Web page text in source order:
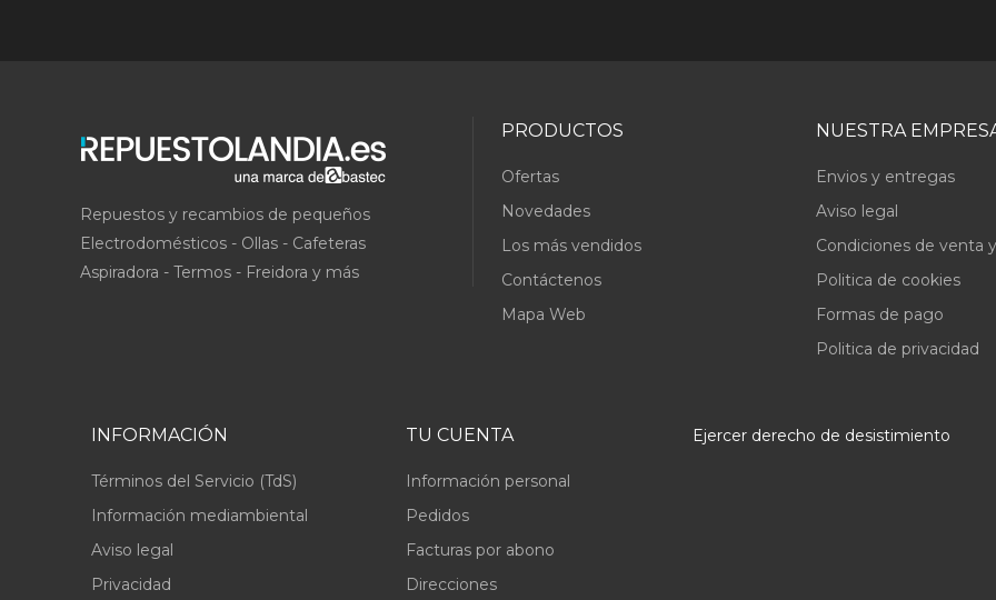
Repuestos y recambios de pequeños
Electrodomésticos - Ollas - Cafeteras
Aspiradora - Termos - Freidora y más
PRODUCTOS
Ofertas
Novedades
Los más vendidos
Contáctenos
Mapa Web
NUESTRA
Envios y entregas
Aviso legal
Condiciones de venta
Politica de cookies
Formas de pago
Politica de privacidad
INFORMACIÓN
Términos del Servicio (TdS)
Información mediambiental
Aviso legal
Privacidad
TU CUENTA
Información personal
Pedidos
Facturas por abono
Direcciones
Ejercer derecho de desistimiento